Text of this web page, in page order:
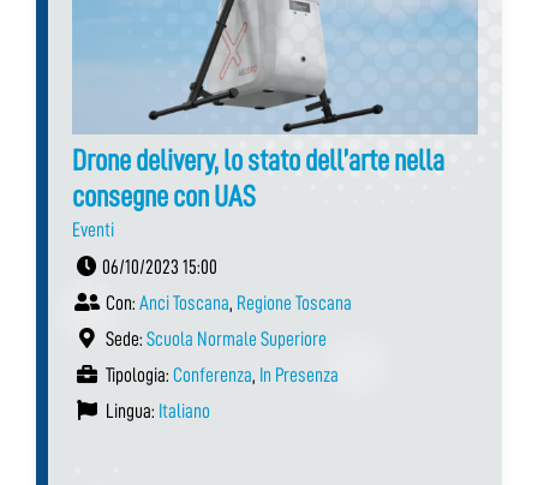
Drone delivery, lo stato dell’arte nella
consegne con UAS
Eventi
06/10/2023 15:00
Con: Anci Toscana, Regione Toscana
Sede: Scuola Normale Superiore
Tipologia: Conferenza, In Presenza
Lingua: Italiano